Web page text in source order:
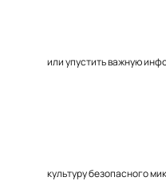
или упустить важную
культуру безопасного